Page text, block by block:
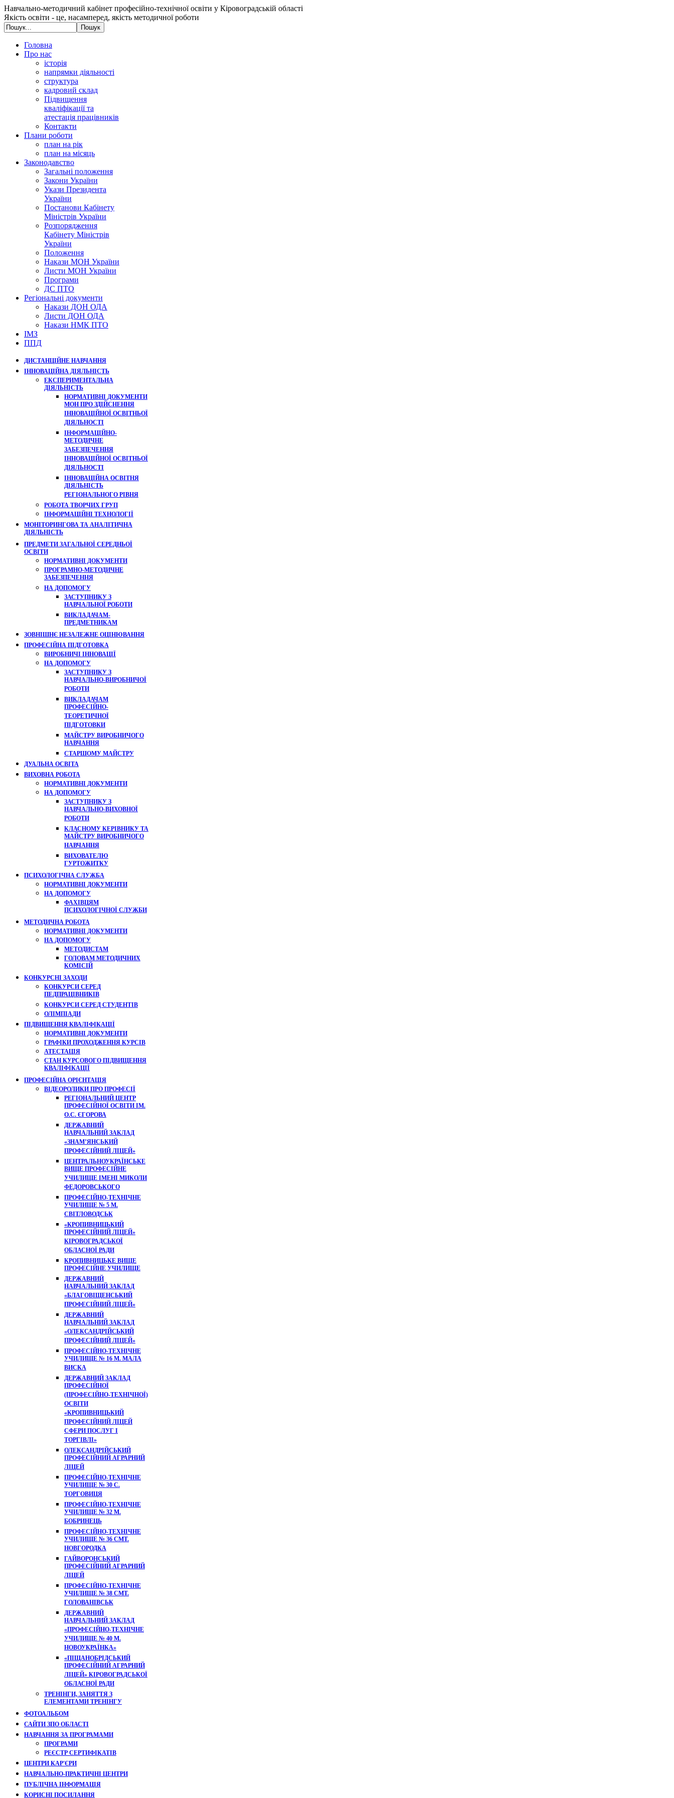
Навчально-методичний кабінет професійно-технічної освіти у Кіровоградській області
Якість освіти - це, насамперед, якість методичної роботи
Головна
Про нас
історія
напрямки діяльності
структура
кадровий склад
Підвищення
кваліфікації та
атестація працівників
Контакти
Плани роботи
план на рік
план на місяць
Законодавство
Загальні положення
Закони України
Укази Президента
України
Постанови Кабінету
Міністрів України
Розпорядження
Кабінету Міністрів
України
Положення
Накази МОН України
Листи МОН України
Програми
ДС ПТО
Регіональні документи
Накази ДОН ОДА
Листи ДОН ОДА
Накази НМК ПТО
ІМЗ
ППД
ДИСТАНЦІЙНЕ НАВЧАННЯ
ІННОВАЦІЙНА ДІЯЛЬНІСТЬ
ЕКСПЕРИМЕНТАЛЬНА
ДІЯЛЬНІСТЬ
НОРМАТИВНІ ДОКУМЕНТИ
МОН ПРО ЗДІЙСНЕННЯ
ІННОВАЦІЙНОЇ ОСВІТНЬОЇ
ДІЯЛЬНОСТІ
ІНФОРМАЦІЙНО-
МЕТОДИЧНЕ
ЗАБЕЗПЕЧЕННЯ
ІННОВАЦІЙНОЇ ОСВІТНЬОЇ
ДІЯЛЬНОСТІ
ІННОВАЦІЙНА ОСВІТНЯ
ДІЯЛЬНІСТЬ
РЕГІОНАЛЬНОГО РІВНЯ
РОБОТА ТВОРЧИХ ГРУП
ІНФОРМАЦІЙНІ ТЕХНОЛОГІЇ
МОНІТОРИНГОВА ТА АНАЛІТИЧНА
ДІЯЛЬНІСТЬ
ПРЕДМЕТИ ЗАГАЛЬНОЇ СЕРЕДНЬОЇ
ОСВІТИ
НОРМАТИВНІ ДОКУМЕНТИ
ПРОГРАМНО-МЕТОДИЧНЕ
ЗАБЕЗПЕЧЕННЯ
НА ДОПОМОГУ
ЗАСТУПНИКУ З
НАВЧАЛЬНОЇ РОБОТИ
ВИКЛАДАЧАМ-
ПРЕДМЕТНИКАМ
ЗОВНІШНЄ НЕЗАЛЕЖНЕ ОЦІНЮВАННЯ
ПРОФЕСІЙНА ПІДГОТОВКА
ВИРОБНИЧІ ІННОВАЦІЇ
НА ДОПОМОГУ
ЗАСТУПНИКУ З
НАВЧАЛЬНО-ВИРОБНИЧОЇ
РОБОТИ
ВИКЛАДАЧАМ
ПРОФЕСІЙНО-
ТЕОРЕТИЧНОЇ
ПІДГОТОВКИ
МАЙСТРУ ВИРОБНИЧОГО
НАВЧАННЯ
СТАРШОМУ МАЙСТРУ
ДУАЛЬНА ОСВІТА
ВИХОВНА РОБОТА
НОРМАТИВНІ ДОКУМЕНТИ
НА ДОПОМОГУ
ЗАСТУПНИКУ З
НАВЧАЛЬНО-ВИХОВНОЇ
РОБОТИ
КЛАСНОМУ КЕРІВНИКУ ТА
МАЙСТРУ ВИРОБНИЧОГО
НАВЧАННЯ
ВИХОВАТЕЛЮ
ГУРТОЖИТКУ
ПСИХОЛОГІЧНА СЛУЖБА
НОРМАТИВНІ ДОКУМЕНТИ
НА ДОПОМОГУ
ФАХІВЦЯМ
ПСИХОЛОГІЧНОЇ СЛУЖБИ
МЕТОДИЧНА РОБОТА
НОРМАТИВНІ ДОКУМЕНТИ
НА ДОПОМОГУ
МЕТОДИСТАМ
ГОЛОВАМ МЕТОДИЧНИХ
КОМІСІЙ
КОНКУРСНІ ЗАХОДИ
КОНКУРСИ СЕРЕД
ПЕДПРАЦІВНИКІВ
КОНКУРСИ СЕРЕД СТУДЕНТІВ
ОЛІМПІАДИ
ПІДВИЩЕННЯ КВАЛІФІКАЦІЇ
НОРМАТИВНІ ДОКУМЕНТИ
ГРАФІКИ ПРОХОДЖЕННЯ КУРСІВ
АТЕСТАЦІЯ
СТАН КУРСОВОГО ПІДВИЩЕННЯ
КВАЛІФІКАЦІЇ
ПРОФЕСІЙНА ОРІЄНТАЦІЯ
ВІДЕОРОЛИКИ ПРО ПРОФЕСІЇ
РЕГІОНАЛЬНИЙ ЦЕНТР
ПРОФЕСІЙНОЇ ОСВІТИ ІМ.
О.С. ЄГОРОВА
ДЕРЖАВНИЙ
НАВЧАЛЬНИЙ ЗАКЛАД
«ЗНАМ’ЯНСЬКИЙ
ПРОФЕСІЙНИЙ ЛІЦЕЙ»
ЦЕНТРАЛЬНОУКРАЇНСЬКЕ
ВИЩЕ ПРОФЕСІЙНЕ
УЧИЛИЩЕ ІМЕНІ МИКОЛИ
ФЕДОРОВСЬКОГО
ПРОФЕСІЙНО-ТЕХНІЧНЕ
УЧИЛИЩЕ № 5 М.
СВІТЛОВОДСЬК
«КРОПИВНИЦЬКИЙ
ПРОФЕСІЙНИЙ ЛІЦЕЙ»
КІРОВОГРАДСЬКОЇ
ОБЛАСНОЇ РАДИ
КРОПИВНИЦЬКЕ ВИЩЕ
ПРОФЕСІЙНЕ УЧИЛИЩЕ
ДЕРЖАВНИЙ
НАВЧАЛЬНИЙ ЗАКЛАД
«БЛАГОВІЩЕНСЬКИЙ
ПРОФЕСІЙНИЙ ЛІЦЕЙ»
ДЕРЖАВНИЙ
НАВЧАЛЬНИЙ ЗАКЛАД
«ОЛЕКСАНДРІЙСЬКИЙ
ПРОФЕСІЙНИЙ ЛІЦЕЙ»
ПРОФЕСІЙНО-ТЕХНІЧНЕ
УЧИЛИЩЕ № 16 М. МАЛА
ВИСКА
ДЕРЖАВНИЙ ЗАКЛАД
ПРОФЕСІЙНОЇ
(ПРОФЕСІЙНО-ТЕХНІЧНОЇ)
ОСВІТИ
«КРОПИВНИЦЬКИЙ
ПРОФЕСІЙНИЙ ЛІЦЕЙ
СФЕРИ ПОСЛУГ І
ТОРГІВЛІ»
ОЛЕКСАНДРІЙСЬКИЙ
ПРОФЕСІЙНИЙ АГРАРНИЙ
ЛІЦЕЙ
ПРОФЕСІЙНО-ТЕХНІЧНЕ
УЧИЛИЩЕ № 30 С.
ТОРГОВИЦЯ
ПРОФЕСІЙНО-ТЕХНІЧНЕ
УЧИЛИЩЕ № 32 М.
БОБРИНЕЦЬ
ПРОФЕСІЙНО-ТЕХНІЧНЕ
УЧИЛИЩЕ № 36 СМТ.
НОВГОРОДКА
ГАЙВОРОНСЬКИЙ
ПРОФЕСІЙНИЙ АГРАРНИЙ
ЛІЦЕЙ
ПРОФЕСІЙНО-ТЕХНІЧНЕ
УЧИЛИЩЕ № 38 СМТ.
ГОЛОВАНІВСЬК
ДЕРЖАВНИЙ
НАВЧАЛЬНИЙ ЗАКЛАД
«ПРОФЕСІЙНО-ТЕХНІЧНЕ
УЧИЛИЩЕ № 40 М.
НОВОУКРАЇНКА»
«ПІЩАНОБРІДСЬКИЙ
ПРОФЕСІЙНИЙ АГРАРНИЙ
ЛІЦЕЙ» КІРОВОГРАДСЬКОЇ
ОБЛАСНОЇ РАДИ
ТРЕНІНГИ, ЗАНЯТТЯ З
ЕЛЕМЕНТАМИ ТРЕНІНГУ
ФОТОАЛЬБОМ
САЙТИ ЗПО ОБЛАСТІ
НАВЧАННЯ ЗА ПРОГРАМАМИ
ПРОГРАМИ
РЕЄСТР СЕРТИФІКАТІВ
ЦЕНТРИ КАР'ЄРИ
НАВЧАЛЬНО-ПРАКТИЧНІ ЦЕНТРИ
ПУБЛІЧНА ІНФОРМАЦІЯ
КОРИСНІ ПОСИЛАННЯ